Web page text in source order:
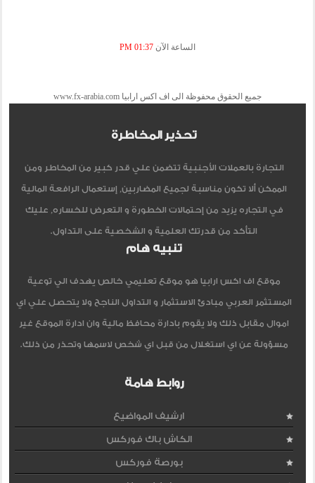
الساعة الآن 01:37 PM
جميع الحقوق محفوظة الى اف اكس ارابيا www.fx-arabia.com
تحذير المخاطرة
التجارة بالعملات الأجنبية تتضمن علي قدر كبير من المخاطر ومن
الممكن ألا تكون مناسبة لجميع المضاربين, إستعمال الرافعة المالية
في التجاره يزيد من إحتمالات الخطورة و التعرض للخساره, عليك
التأكد من قدرتك العلمية و الشخصية على التداول.
تنبيه هام
موقع اف اكس ارابيا هو موقع تعليمي خالص يهدف الي توعية
المستثمر العربي مبادئ الاستثمار و التداول الناجح ولا يتحصل علي اي
اموال مقابل ذلك ولا يقوم بادارة محافظ مالية وان ادارة الموقع غير
مسؤولة عن اي استغلال من قبل اي شخص لاسمها وتحذر من ذلك.
روابط هامة
ارشيف المواضيع
الكاش باك فوركس
بورصة فوركس